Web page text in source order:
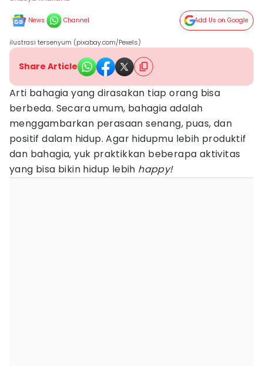
News Channel Add Us on Google
ilustrasi tersenyum (pixabay.com/Pexels)
Share Article
Arti bahagia yang dirasakan tiap orang bisa
berbeda. Secara umum, bahagia adalah
menggambarkan perasaan senang, puas, dan
positif dalam hidup. Agar hidupmu lebih produktif
dan bahagia, yuk praktikkan beberapa aktivitas
yang bisa bikin hidup lebih happy!